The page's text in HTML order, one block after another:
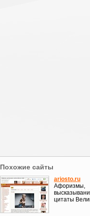
Похожие сайты
ariosto.ru
Афоризмы,
цитаты